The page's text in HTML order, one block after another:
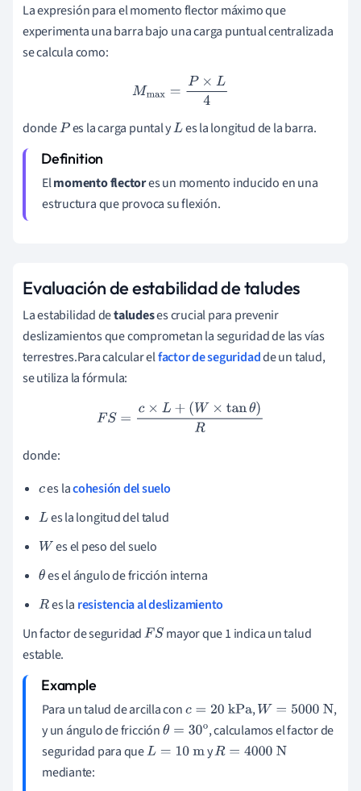
La expresión para el momento flector máximo que
experimenta una barra bajo una carga puntual centralizada
se calcula como:
max=P×L4
dondeP es la carga puntal yL es la longitud de la barra.
Elmomento flectores un momento inducido en una
estructura que provoca su flexión.
Evaluación de estabilidad de taludes
La estabilidad detaludeses crucial para prevenir
deslizamientos que comprometan la seguridad de las vías
terrestres.Para calcular elfactor de seguridadde un talud,
se utiliza la fórmula:
S=c×L+(W ×tan θ) R
donde:
ces lacohesión del suelo
Les la longitud del talud
W es el peso del suelo
θes el ángulo de fricción interna
R es la resistencia al deslizamiento
Un factor de seguridadFS mayor que 1 indica un talud
estable.
Para un talud de arcilla conc=20 kPa ,W= 5000N
,
y un ángulo de fricciónθ=30 o
, calculamos el factor de
seguridad para queL= 10 m yR= 4000N
mediante: